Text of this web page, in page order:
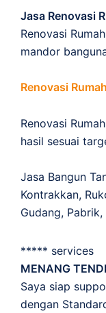
Jasa Renovasi
Renovasi
mandor
Renovasi Rumah
Renovasi
hasil sesuai
Jasa Bangun
Kontrakkan,
Gudang,
***** services
MENANG
Saya siap
dengan